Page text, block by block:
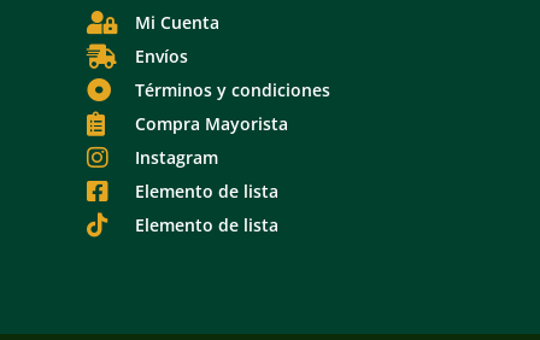
Mi Cuenta
Envíos
Términos y condiciones
Compra Mayorista
Instagram
Elemento de lista
Elemento de lista